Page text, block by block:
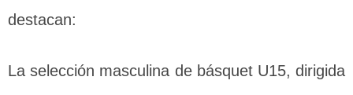
destacan:
La selección masculina de básquet U15, dirigida